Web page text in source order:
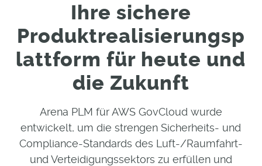
Ihre sichere
Produktrealisierungsp
lattform für heute und
die Zukunft
Arena PLM für AWS GovCloud wurde
entwickelt, um die strengen Sicherheits- und
Compliance-Standards des Luft-/Raumfahrt-
und Verteidigungssektors zu erfüllen und